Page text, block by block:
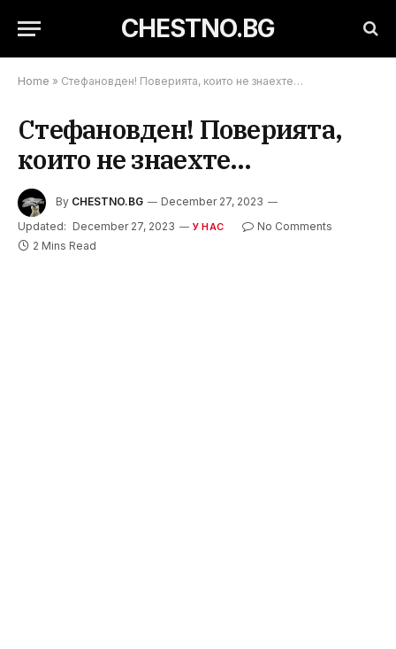
CHESTNO.BG
Home » Стефановден! Поверията, които не знаехте…
Стефановден! Поверията,
които не знаехте…
By CHESTNO.BG
December 27, 2023
Updated: December 27, 2023 У НАС
No Comments
2 Mins Read